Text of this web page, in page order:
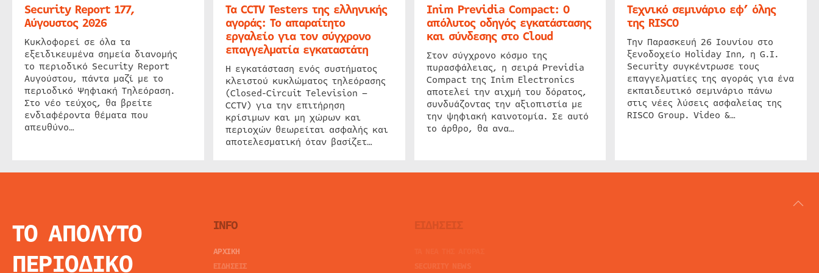
Security Report 177,
Αύγουστος 2026
Κυκλοφορεί σε όλα τα
εξειδικευμένα σημεία διανομής
το περιοδικό Security Report
Αυγούστου, πάντα μαζί με το
περιοδικό Ψηφιακή Τηλεόραση.
Στο νέο τεύχος, θα βρείτε
ενδιαφέροντα θέματα που
απευθύνο…
Τα CCTV Testers της ελληνικής
αγοράς: Το απαραίτητο
εργαλείο για τον σύγχρονο
επαγγελματία εγκαταστάτη
Η εγκατάσταση ενός συστήματος
κλειστού κυκλώματος τηλεόρασης
(Closed-Circuit Television –
CCTV) για την επιτήρηση
κρίσιμων και μη χώρων και
περιοχών θεωρείται ασφαλής και
αποτελεσματική όταν βασίζετ…
Inim Previdia Compact: Ο
απόλυτος οδηγός εγκατάστασης
και σύνδεσης στο Cloud
Στον σύγχρονο κόσμο της
πυρασφάλειας, η σειρά Previdia
Compact της Inim Electronics
αποτελεί την αιχμή του δόρατος,
συνδυάζοντας την αξιοπιστία με
την ψηφιακή καινοτομία. Σε αυτό
το άρθρο, θα ανα…
Τεχνικό σεμινάριο εφ’ όλης
της RISCO
Την Παρασκευή 26 Ιουνίου στο
ξενοδοχείο Holiday Inn, η G.I.
Security συγκέντρωσε τους
επαγγελματίες της αγοράς για ένα
εκπαιδευτικό σεμινάριο πάνω
στις νέες λύσεις ασφαλείας της
RISCO Group. Video &…
ΤΟ ΑΠΟΛΥΤΟ
ΠΕΡΙΟΔΙΚΟ
INFO
ΑΡΧΙΚΗ
ΕΙΔΗΣΕΙΣ
ΕΙΔΗΣΕΙΣ